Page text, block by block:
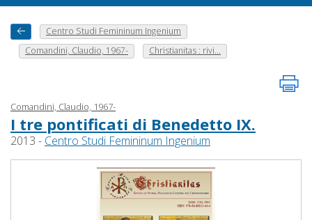
Centro Studi Femininum Ingenium
Comandini, Claudio, 1967-
Christianitas : rivi...
Comandini, Claudio, 1967-
I tre pontificati di Benedetto IX.
2013 - Centro Studi Femininum Ingenium